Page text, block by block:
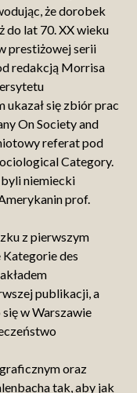
że dorobek
do lat 70. XX wieku
prestiżowej serii
redakcją Morrisa
ukazał się zbiór prac
On Society and
referat pod
Category.
niemiecki
prof.
z pierwszym
des
publikacji, a
w Warszawie
oraz
tak, aby jak